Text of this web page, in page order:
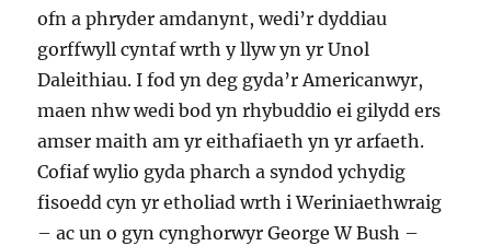
ofn a phryder amdanynt, wedi’r dyddiau
gorffwyll cyntaf wrth y llyw yn yr Unol
Daleithiau. I fod yn deg gyda’r Americanwyr,
maen nhw wedi bod yn rhybuddio ei gilydd ers
amser maith am yr eithafiaeth yn yr arfaeth.
Cofiaf wylio gyda pharch a syndod ychydig
fisoedd cyn yr etholiad wrth i Weriniaethwraig
– ac un o gyn cynghorwyr George W Bush –